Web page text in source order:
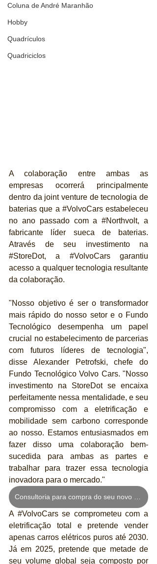
Coluna de André Maranhão
Hobby
Quadrículos
Quadriciclos
A colaboração entre ambas as
empresas ocorrerá principalmente
dentro da joint venture de tecnologia de
baterias que a #VolvoCars estabeleceu
no ano passado com a #Northvolt, a
fabricante líder sueca de baterias.
#StoreDot, a #VolvoCars garantiu
acesso a qualquer tecnologia resultante
da colaboração.
"Nosso objetivo é ser o transformador
mais rápido do nosso setor e o Fundo
Tecnológico desempenha um papel
crucial no estabelecimento de parcerias
com futuros líderes de tecnologia",
disse Alexander Petrofski, chefe do
Fundo Tecnológico Volvo Cars. "Nosso
investimento na StoreDot se encaixa
perfeitamente nessa mentalidade, e seu
compromisso com a eletrificação e
mobilidade sem carbono corresponde
ao nosso. Estamos entusiasmados em
fazer disso uma colaboração bem-
sucedida para ambas as partes e
trabalhar para trazer essa tecnologia
inovadora para o mercado."
A #VolvoCars se comprometeu com a
eletrificação total e pretende vender
apenas carros elétricos puros até 2030.
Já em 2025, pretende que metade de
seu volume global seja composto por